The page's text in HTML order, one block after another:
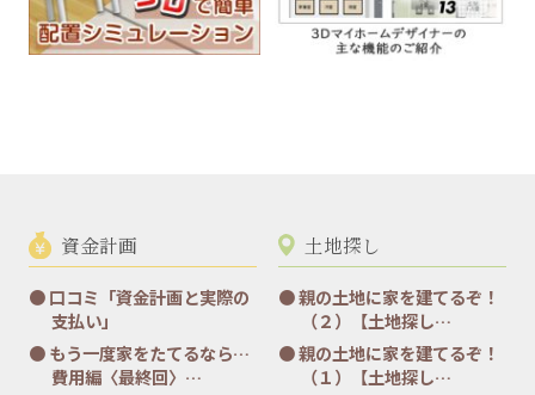
資金計画
口コミ「資金計画と実際の
支払い」
もう一度家をたてるなら…
費用編〈最終回〉…
土地探し
親の土地に家を建てるぞ！
（２）【土地探し…
親の土地に家を建てるぞ！
（１）【土地探し…